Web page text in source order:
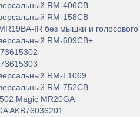
RM-406CB
RM-158CB
IR без мышки и
RM-609CB+
RM-L1069
RM-752CB
Magic MR20GA
AKB76036201